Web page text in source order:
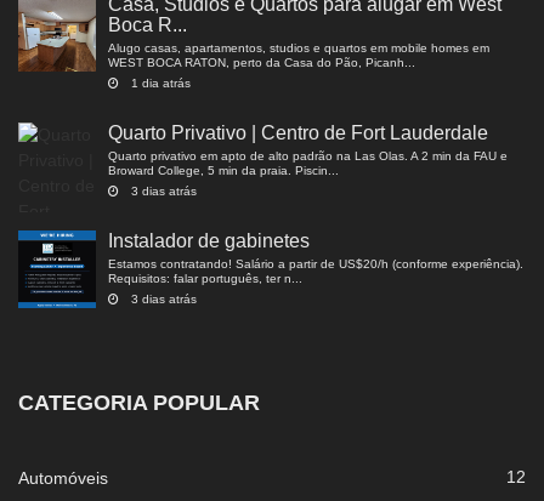
Casa, Studios e Quartos para alugar em West
Boca R...
Alugo casas, apartamentos, studios e quartos em mobile homes em
WEST BOCA RATON, perto da Casa do Pão, Picanh...
1 dia atrás
Quarto Privativo | Centro de Fort Lauderdale
Quarto privativo em apto de alto padrão na Las Olas. A 2 min da FAU e
Broward College, 5 min da praia. Piscin...
3 dias atrás
Instalador de gabinetes
Estamos contratando! Salário a partir de US$20/h (conforme experiência).
Requisitos: falar português, ter n...
3 dias atrás
CATEGORIA POPULAR
Automóveis 12